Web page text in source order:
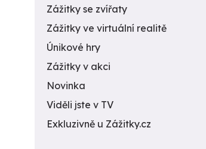
Zážitky se zvířaty
Zážitky ve virtuální realitě
Únikové hry
Zážitky v akci
Novinka
Viděli jste v TV
Exkluzivně u Zážitky.cz